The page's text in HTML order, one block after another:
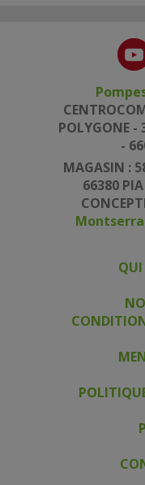
POLYGONE -
-
MAGASIN :
66380